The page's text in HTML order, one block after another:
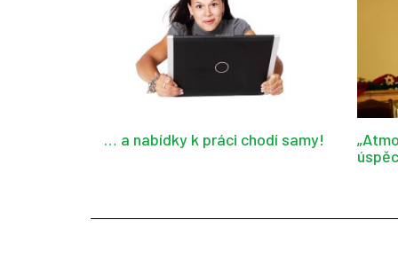
… a nabídky k práci chodí samy!